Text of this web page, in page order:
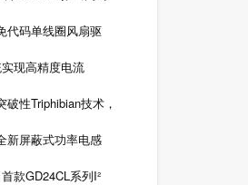
代码单线圈风扇驱
现高精度电流
破性Triphibian技术，
新屏蔽式功率电感
款GD24CL系列I²